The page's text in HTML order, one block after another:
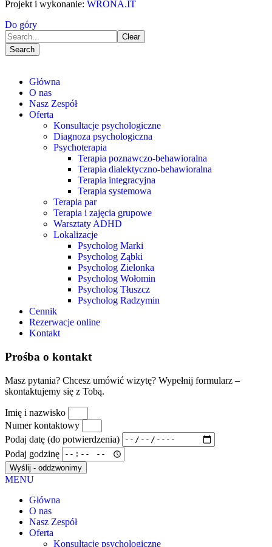
Projekt i wykonanie: WRONA.IT
Do góry
Clear
Search
Główna
O nas
Nasz Zespół
Oferta
Konsultacje psychologiczne
Diagnoza psychologiczna
Psychoterapia
Terapia poznawczo-behawioralna
Terapia dialektyczno-behawioralna
Terapia integracyjna
Terapia systemowa
Terapia par
Terapia i zajęcia grupowe
Warsztaty ADHD
Lokalizacje
Psycholog Marki
Psycholog Ząbki
Psycholog Zielonka
Psycholog Wołomin
Psycholog Tłuszcz
Psycholog Radzymin
Cennik
Rezerwacje online
Kontakt
Prośba o kontakt
Masz pytania? Chcesz umówić wizytę? Wypełnij formularz –
skontaktujemy się z Tobą.
Imię i nazwisko
Numer kontaktowy
Podaj datę (do potwierdzenia)
Podaj godzinę
Wyślij - oddzwonimy
MENU
Główna
O nas
Nasz Zespół
Oferta
Konsultacje psychologiczne